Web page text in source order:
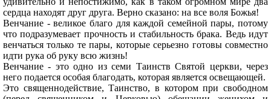
сердца находят друг друга. Верно сказано: на все воля Божья!
Венчание - великое благо для каждой семейной пары, потому
что подразумевает прочность и стабильность брака. Ведь идут
венчаться только те пары, которые серьезно готовы совместно
идти рука об руку всю жизнь!
Венчание - это одно из семи Таинств Святой церкви, через
него подается особая благодать, которая является освещающей.
Это священнодействие, Таинство, в котором при свободном